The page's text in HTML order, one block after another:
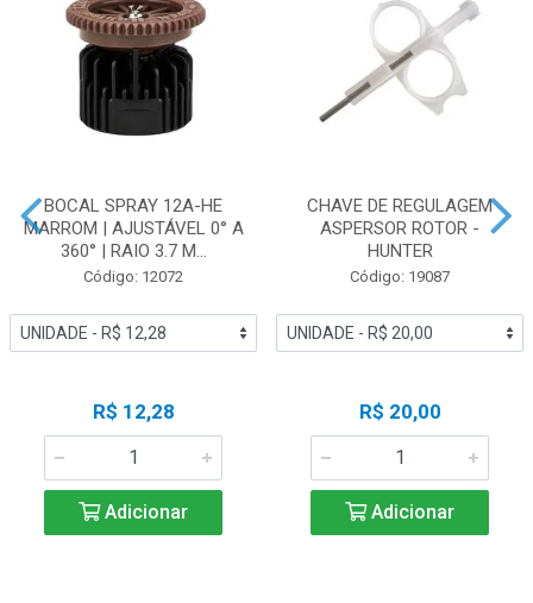
BOCAL SPRAY 12A-HE
MARROM | AJUSTÁVEL 0° A
360° | RAIO 3.7 M...
Código: 12072
R$ 12,28
Adicionar
CHAVE DE REGULAGEM
ASPERSOR ROTOR -
HUNTER
Código: 19087
R$ 20,00
Adicionar